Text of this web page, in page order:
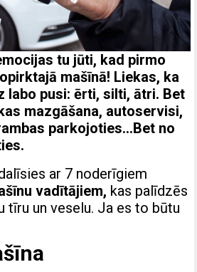
tu jūti, kad pirmo
mašīnā! Liekas, ka
labo pusi: ērti, silti, ātri. Bet
mazgāšana, autoservisi,
parkojoties…Bet no
ar 7 noderīgiem
vadītājiem, kas palīdzēs
tīru un veselu. Ja es to būtu